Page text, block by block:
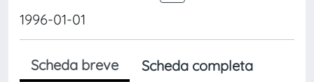
1996-01-01
Scheda breve
Scheda completa